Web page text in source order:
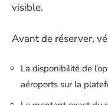
visible.
Avant de réserver,
La disponibilité de
aéroports sur la